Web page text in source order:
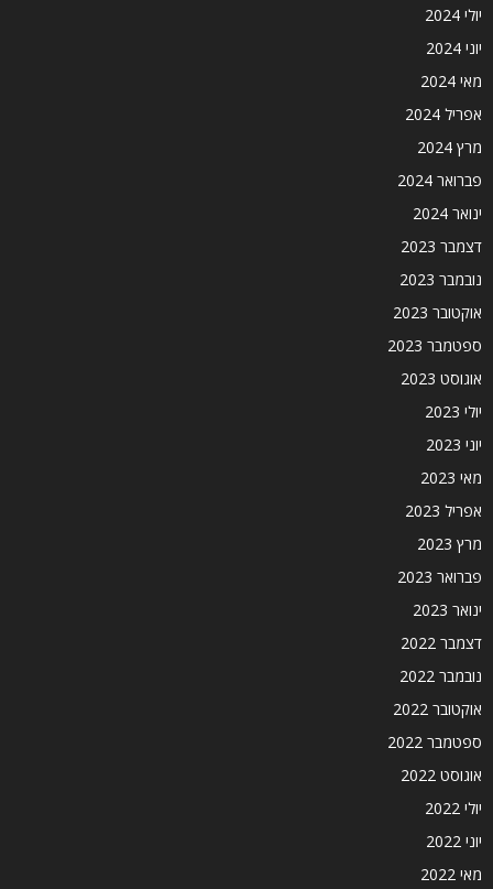
יולי 2024
יוני 2024
מאי 2024
אפריל 2024
מרץ 2024
פברואר 2024
ינואר 2024
דצמבר 2023
נובמבר 2023
אוקטובר 2023
ספטמבר 2023
אוגוסט 2023
יולי 2023
יוני 2023
מאי 2023
אפריל 2023
מרץ 2023
פברואר 2023
ינואר 2023
דצמבר 2022
נובמבר 2022
אוקטובר 2022
ספטמבר 2022
אוגוסט 2022
יולי 2022
יוני 2022
מאי 2022